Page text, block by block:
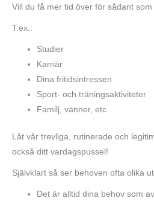
Vill du få mer tid över för sådant
T.ex.:
Studier
Karriär
Dina fritidsintressen
Sport- och träningsaktiviteter
Familj, vänner, etc
Låt vår trevliga, rutinerade och
också ditt vardagspussel!
Självklart så ser behoven ofta olika
Det är alltid dina behov som